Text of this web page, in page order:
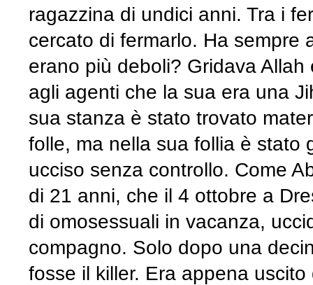
ragazzina di undici anni. Tra i
cercato di fermarlo. Ha sempre
erano più deboli? Gridava
agli agenti che la sua era una
sua stanza è stato trovato
folle, ma nella sua follia è stato
ucciso senza controllo. Come
di 21 anni, che il 4 ottobre a
di omosessuali in vacanza,
compagno. Solo dopo una
fosse il killer. Era appena